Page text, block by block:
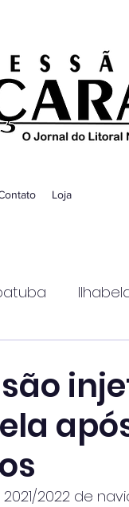
Loja
são
2022 de